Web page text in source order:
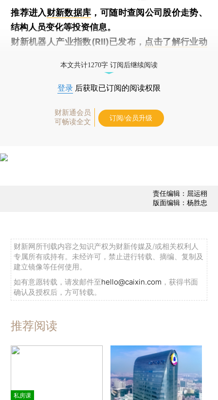
推荐进入财新数据库 ，可随时查阅公司股价走势、
结构人员变化等投资信息。
财新机器人产业指数(RII)已发布， 点击了解行业动
本文共计1270字 订阅后继续阅读
登录 后获取已订阅的阅读权限
财新通会员
可畅读全文
订阅/会员升级
责任编辑：屈运栩
版面编辑：杨胜忠
财新网所刊载内容之知识产权为财新传媒及/或相关权利人
专属所有或持有。未经许可，禁止进行转载、摘编、复制及
建立镜像等任何使用。
如有意愿转载，请发邮件至hello@caixin.com ，获得书面
确认及授权后，方可转载。
推荐阅读
私房课